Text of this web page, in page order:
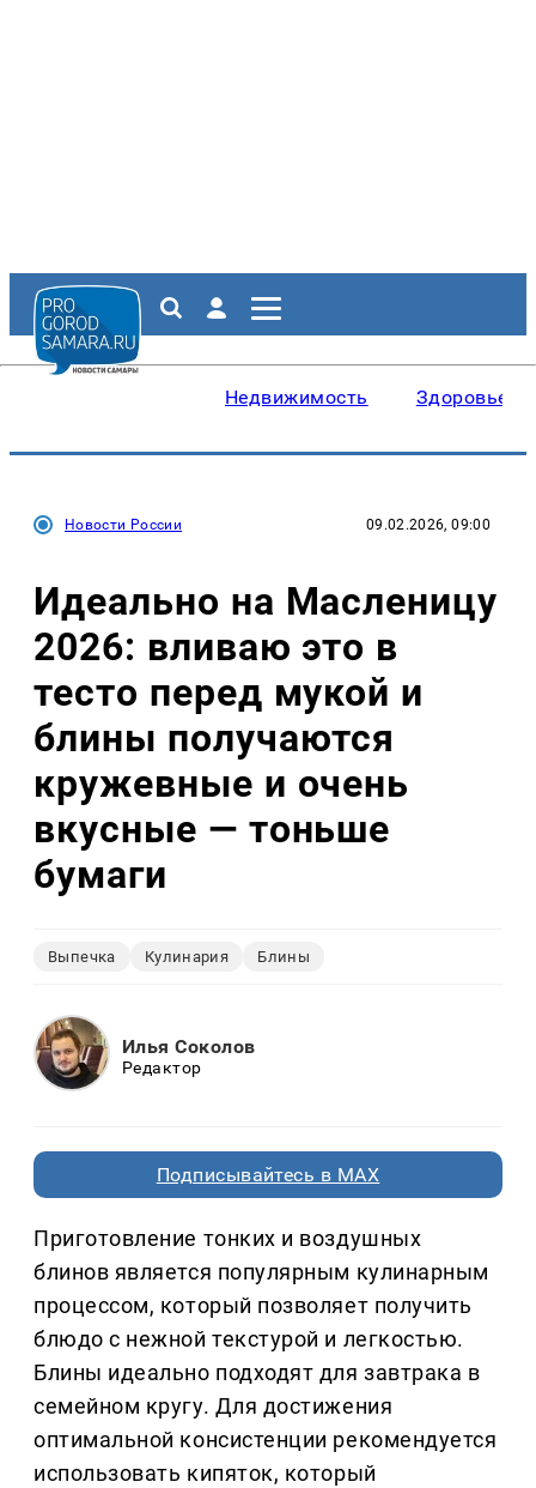
Недвижимость Здоровье
Новости России 09.02.2026, 09:00
Идеально на Масленицу
2026: вливаю это в
тесто перед мукой и
блины получаются
кружевные и очень
вкусные — тоньше
бумаги
Выпечка Кулинария Блины
Илья Соколов
Редактор
Подписывайтесь в MAX
Приготовление тонких и воздушных
блинов является популярным кулинарным
процессом, который позволяет получить
блюдо с нежной текстурой и легкостью.
Блины идеально подходят для завтрака в
семейном кругу. Для достижения
оптимальной консистенции рекомендуется
использовать кипяток, который